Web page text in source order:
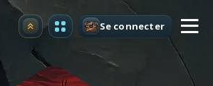
Premium Se connecter